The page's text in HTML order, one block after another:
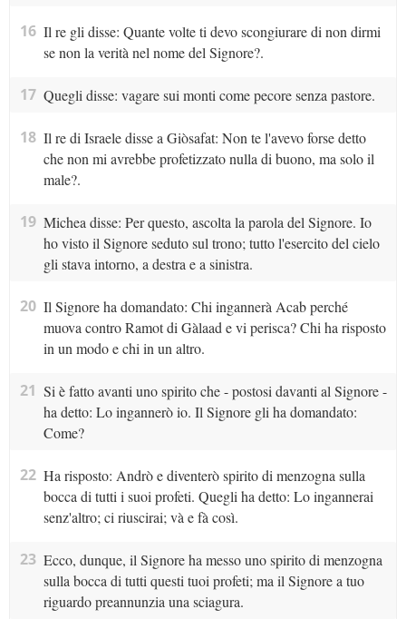
16 Il re gli disse: Quante volte ti devo scongiurare di non dirmi
se non la verità nel nome del Signore?.
17 Quegli disse: vagare sui monti come pecore senza pastore.
18 Il re di Israele disse a Giòsafat: Non te l'avevo forse detto
che non mi avrebbe profetizzato nulla di buono, ma solo il
male?.
19 Michea disse: Per questo, ascolta la parola del Signore. Io
ho visto il Signore seduto sul trono; tutto l'esercito del cielo
gli stava intorno, a destra e a sinistra.
20 Il Signore ha domandato: Chi ingannerà Acab perché
muova contro Ramot di Gàlaad e vi perisca? Chi ha risposto
in un modo e chi in un altro.
21 Si è fatto avanti uno spirito che - postosi davanti al Signore -
ha detto: Lo ingannerò io. Il Signore gli ha domandato:
Come?
22 Ha risposto: Andrò e diventerò spirito di menzogna sulla
bocca di tutti i suoi profeti. Quegli ha detto: Lo ingannerai
senz'altro; ci riuscirai; và e fà così.
23 Ecco, dunque, il Signore ha messo uno spirito di menzogna
sulla bocca di tutti questi tuoi profeti; ma il Signore a tuo
riguardo preannunzia una sciagura.